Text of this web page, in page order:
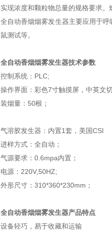
实现浓度和颗粒物总量的规格要求
全自动香烟烟雾发生器主要应用于
鼠测试等。
全自动香烟烟雾发生器技术参数
控制系统：PLC;
操作界面：彩色7寸触摸屏，中英文切
装烟量：50根；
气溶胶发生器：内置1套，美国CSI
进样方式：全自动；
气源要求：0.6mpa内置；
电源：220V,50HZ;
外形尺寸：310*360*230mm；
全自动香烟烟雾发生器产品特点
设备轻巧，易于收藏和运输